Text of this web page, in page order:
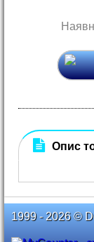
Опис
1999 - 2026 ©